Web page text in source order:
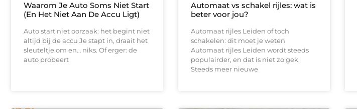
Waarom Je Auto Soms Niet Start
(En Het Niet Aan De Accu Ligt)
Auto start niet oorzaak: het begint niet
altijd bij de accu Je stapt in, draait het
sleuteltje om en… niks. Of erger: de
auto probeert
Automaat vs schakel rijles: wat is
beter voor jou?
Automaat rijles Leiden of toch
schakelen: dit moet je weten
Automaat rijles Leiden wordt steeds
populairder, en dat is niet zo gek.
Steeds meer nieuwe